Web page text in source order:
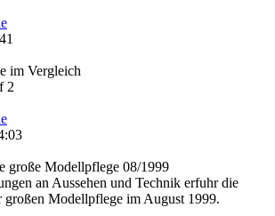
im Vergleich
2
große Modellpflege 08/1999
an Aussehen und Technik erfuhr die
großen Modellpflege im August 1999.